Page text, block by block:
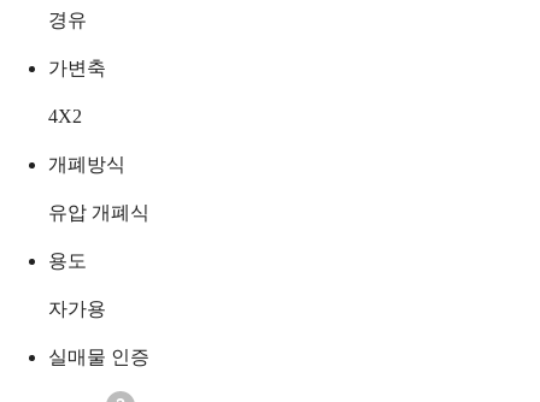
경유
가변축
4X2
개폐방식
유압 개폐식
용도
자가용
실매물 인증